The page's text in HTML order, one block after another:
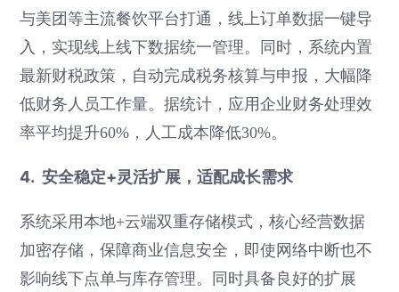
与美团等主流餐饮平台打通，线上订单数据一键导
入，实现线上线下数据统一管理。同时，系统内置
最新财税政策，自动完成税务核算与申报，大幅降
低财务人员工作量。据统计，应用企业财务处理效
率平均提升60%，人工成本降低30%。
4. 安全稳定+灵活扩展，适配成长需求
系统采用本地+云端双重存储模式，核心经营数据
加密存储，保障商业信息安全，即使网络中断也不
影响线下点单与库存管理。同时具备良好的扩展